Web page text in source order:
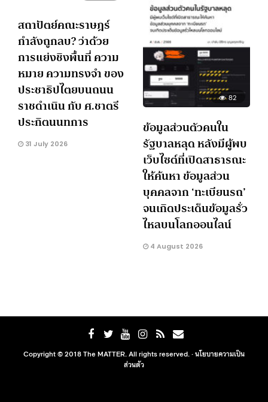
สถาปัตย์คณะราษฎร์
กำลังถูกลบ? ว่าด้วย
การแย่งชิงพื้นที่ ความ
หมาย ความทรงจำ ของ
ประชาธิปไตยบนถนน
ราชดำเนิน กับ ศ.ชาตรี
ประกิตนนทการ
31 July 2026
82
ข้อมูลส่วนตัวคนใน
รัฐบาลหลุด หลังมีผู้พบ
เว็บไซต์ที่เปิดสาธารณะ
ให้ค้นหา ข้อมูลส่วน
บุคคลจาก ‘ทะเบียนรถ’
จนเกิดประเด็นข้อมูลรั่ว
ไหลบนโลกออนไลน์
4 August 2026
Copyright © 2018 The MATTER. All rights reserved. ·นโยบายความเป็น
ส่วนตัว